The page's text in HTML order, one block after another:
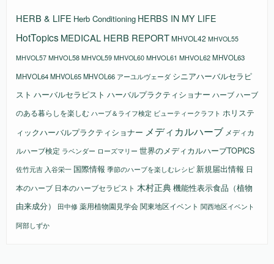
HERB & LIFE Herb Conditioning HERBS IN MY LIFE
HotTopics MEDICAL HERB REPORTMHVOL42 MHVOL55
MHVOL57 MHVOL58 MHVOL59 MHVOL60 MHVOL61 MHVOL62MHVOL63
MHVOL64MHVOL65MHVOL66 アーユルヴェーダ シニアハーバルセラピ
スト ハーバルセラピスト ハーバルプラクティショナー ハーブハーブ
のある暮らしを楽しむ ハーブ＆ライフ検定 ビューティークラフト ホリステ
ィックハーバルプラクティショナー メディカルハーブ メディカ
ルハーブ検定 ラベンダー ローズマリー 世界のメディカルハーブTOPICS
佐竹元吉 入谷栄一 国際情報 季節のハーブを楽しむレシピ 新規届出情報 日
本のハーブ 日本のハーブセラピスト 木村正典機能性表示食品（植物
由来成分）
田中修 薬用植物園見学会関東地区イベント 関西地区イベント
阿部しずか